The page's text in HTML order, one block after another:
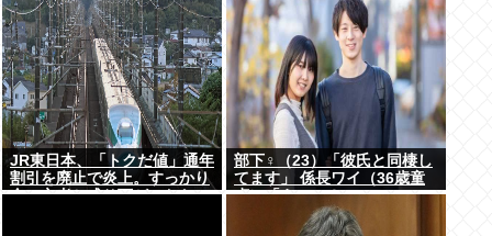
JR東日本、「トクだ値」通年
割引を廃止で炎上。すっかり
金の亡者と成り下がったな
部下♀（23）「彼氏と同棲し
てます」 係長ワイ（36歳童
貞）「えっ…？」